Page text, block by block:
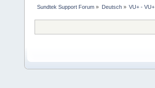
Sundtek Support Forum » Deutsch» VU+ -